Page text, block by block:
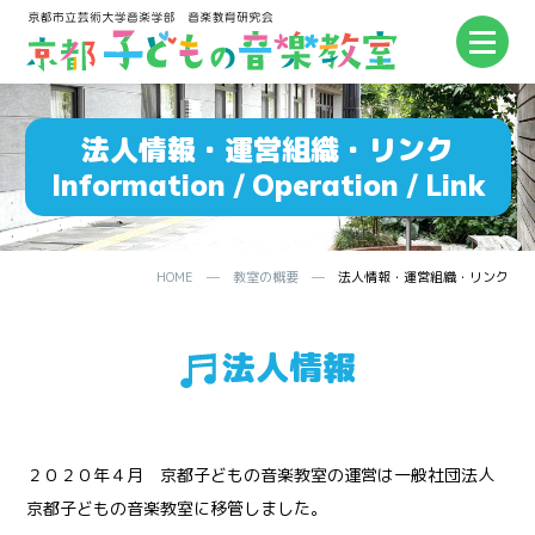
法人情報・運営組織・リンク
Information / Operation / Link
HOME ─ 教室の概要 ─ 法人情報・運営組織・リンク
法人情報
２０２０年４月 京都子どもの音楽教室の運営は一般社団法人
京都子どもの音楽教室に移管しました。